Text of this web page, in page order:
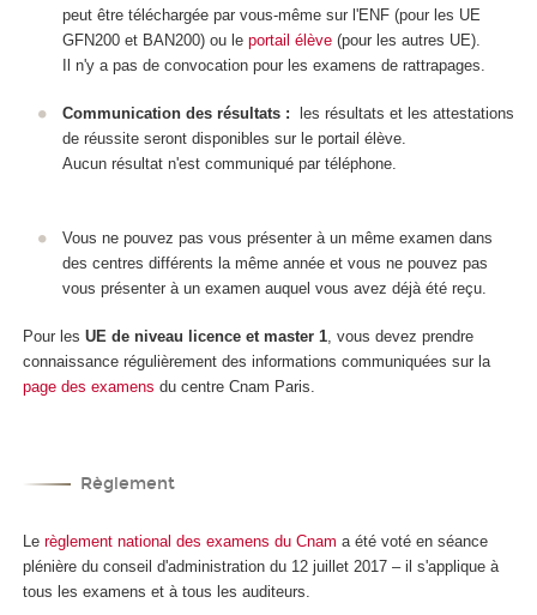
peut être téléchargée par vous-même sur l'ENF (pour les UE
GFN200 et BAN200) ou le portail élève(pour les autres UE).
Il n'y a pas de convocation pour les examens de rattrapages.
Communication des résultats :
les résultats et les attestations
de réussite seront disponibles sur le portail élève.
Aucun résultat n'est communiqué par téléphone.
Vous ne pouvez pas vous présenter à un même examen dans
des centres différents la même année et vous ne pouvez pas
vous présenter à un examen auquel vous avez déjà été reçu.
Pour les UE de niveau licence et master 1, vous devez prendre
connaissance régulièrement des informations communiquées sur la
page des examens du centre Cnam Paris.
Règlement
Le règlement national des examens du Cnam a été voté en séance
plénière du conseil d'administration du 12 juillet 2017 – il s'applique à
tous les examens et à tous les auditeurs.